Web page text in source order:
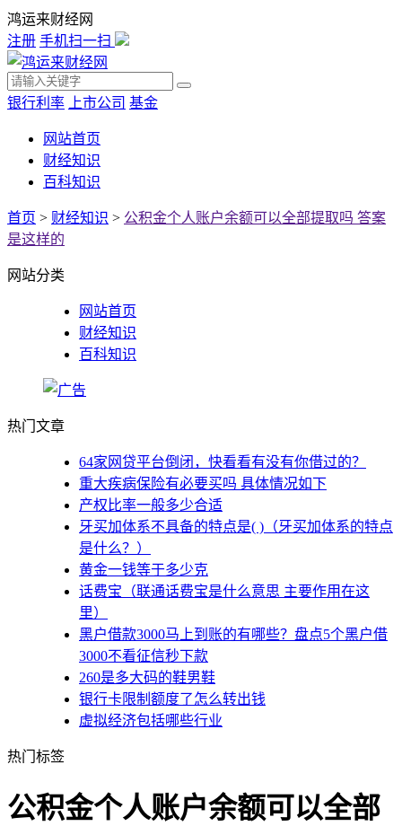
鸿运来财经网
注册 手机扫一扫
银行利率 上市公司 基金
网站首页
财经知识
百科知识
首页 > 财经知识 > 公积金个人账户余额可以全部提取吗 答案
是这样的
网站分类
网站首页
财经知识
百科知识
热门文章
64家网贷平台倒闭，快看看有没有你借过的？
重大疾病保险有必要买吗 具体情况如下
产权比率一般多少合适
牙买加体系不具备的特点是( )（牙买加体系的特点
是什么？）
黄金一钱等于多少克
话费宝（联通话费宝是什么意思 主要作用在这
里）
黑户借款3000马上到账的有哪些？盘点5个黑户借
3000不看征信秒下款
260是多大码的鞋男鞋
银行卡限制额度了怎么转出钱
虚拟经济包括哪些行业
热门标签
公积金个人账户余额可以全部